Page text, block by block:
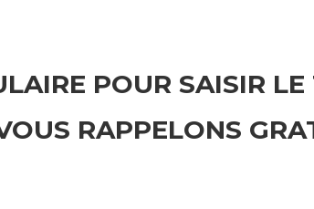
POUR SAISIR
RAPPELONS